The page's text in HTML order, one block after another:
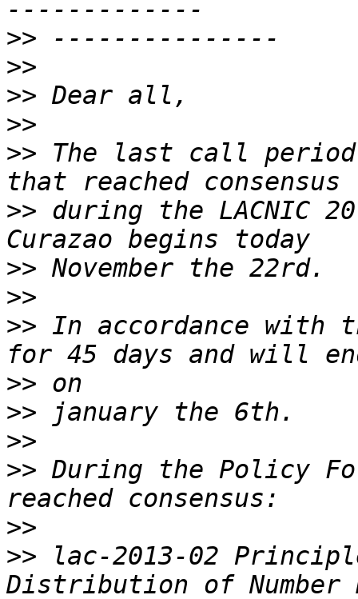
>>
>>
>>
>>
>> The last call
>> during the LACNIC
>>
>>
>> In accordance with
>>
>>
>>
>> During the Policy
>>
>> lac-2013-02